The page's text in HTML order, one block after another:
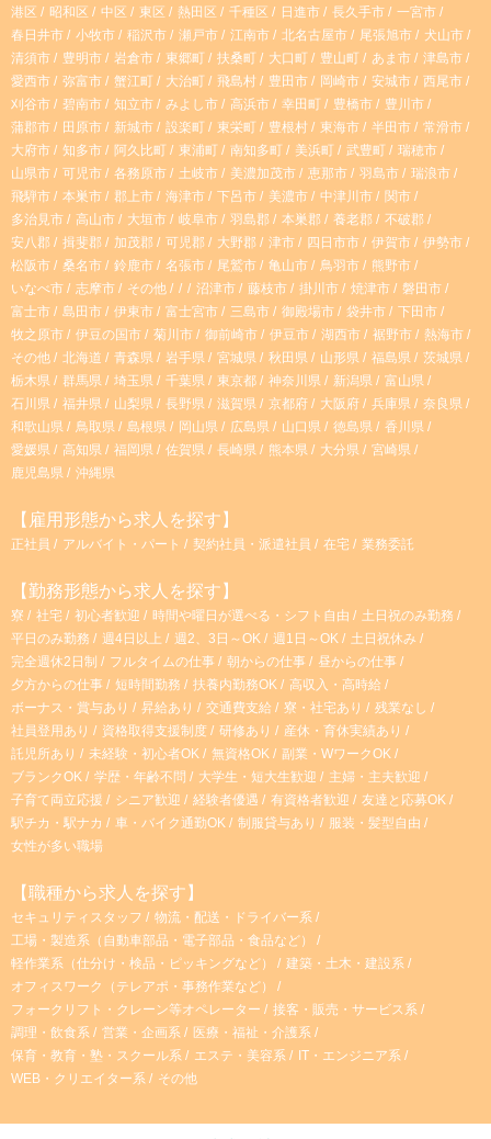
a
g
r
a
m
o
k
港区
昭和区 中区 東区 熱田区 千種区 日進市 長久手市
一宮市
春日井市
小牧市 稲沢市 瀬戸市 江南市 北名古屋市 尾張旭市
犬山市
清須市
豊明市 岩倉市 東郷町 扶桑町 大口町 豊山町 あま市
津島市
愛西市
弥富市 蟹江町 大治町 飛島村 豊田市 岡崎市 安城市
西尾市
刈谷市
碧南市 知立市 みよし市 高浜市 幸田町 豊橋市
豊川市
蒲郡市
田原市 新城市 設楽町 東栄町 豊根村 東海市 半田市
常滑市
大府市
知多市 阿久比町 東浦町 南知多町 美浜町 武豊町
瑞穂市
山県市
可児市 各務原市 土岐市 美濃加茂市 恵那市 羽島市
瑞浪市
飛騨市
本巣市 郡上市 海津市 下呂市 美濃市 中津川市
関市
多治見市
高山市 大垣市 岐阜市 羽島郡 本巣郡 養老郡
不破郡
安八郡
揖斐郡 加茂郡 可児郡 大野郡 津市 四日市市 伊賀市
伊勢市
松阪市
桑名市 鈴鹿市 名張市 尾鷲市 亀山市 鳥羽市
熊野市
いなべ市
志摩市 その他 沼津市 藤枝市 掛川市 焼津市
磐田市
富士市
島田市 伊東市 富士宮市 三島市 御殿場市 袋井市
下田市
牧之原市
伊豆の国市 菊川市 御前崎市 伊豆市 湖西市 裾野市
熱海市
その他
北海道 青森県 岩手県 宮城県 秋田県 山形県 福島県
茨城県
栃木県
群馬県 埼玉県 千葉県 東京都 神奈川県 新潟県
富山県
石川県
福井県 山梨県 長野県 滋賀県 京都府 大阪府 兵庫県
奈良県
和歌山県
鳥取県 島根県 岡山県 広島県 山口県 徳島県
香川県
愛媛県
高知県 福岡県 佐賀県 長崎県 熊本県 大分県
宮崎県
鹿児島県
沖縄県
【雇用形態から求人を探す】
正社員 アルバイト・パート 契約社員・派遣社員 在宅 業務委託
【勤務形態から求人を探す】
寮 社宅 初心者歓迎 時間や曜日が選べる・シフト自由
土日祝のみ勤務
平日のみ勤務
週4日以上 週2、3日～OK 週1日～OK
土日祝休み
完全週休2日制
フルタイムの仕事 朝からの仕事
昼からの仕事
夕方からの仕事
短時間勤務 扶養内勤務OK
高収入・高時給
ボーナス・賞与あり
昇給あり 交通費支給 寮・社宅あり
残業なし
社員登用あり
資格取得支援制度 研修あり
産休・育休実績あり
託児所あり
未経験・初心者OK 無資格OK
副業・WワークOK
ブランクOK
学歴・年齢不問 大学生・短大生歓迎
主婦・主夫歓迎
子育て両立応援
シニア歓迎 経験者優遇 有資格者歓迎
友達と応募OK
駅チカ・駅ナカ
車・バイク通勤OK 制服貸与あり
服装・髪型自由
女性が多い職場
【職種から求人を探す】
セキュリティスタッフ
物流・配送・ドライバー系
工場・製造系（自動車部品・電子部品・食品など）
軽作業系（仕分け・検品・ピッキングなど）
建築・土木・建設系
オフィスワーク（テレアポ・事務作業など）
フォークリフト・クレーン等オペレーター
接客・販売・サービス系
調理・飲食系
営業・企画系
医療・福祉・介護系
保育・教育・塾・スクール系
エステ・美容系
IT・エンジニア系
WEB・クリエイター系
その他